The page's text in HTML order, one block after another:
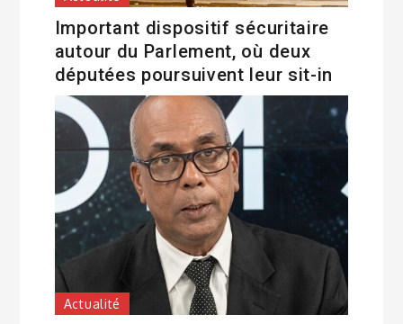
Important dispositif sécuritaire
autour du Parlement, où deux
députées poursuivent leur sit-in
Actualité